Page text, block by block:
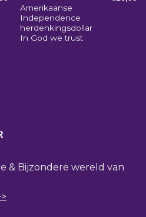
Amerikaanse
Independence
herdenkingsdollar
In God we trust
& Bijzondere wereld van